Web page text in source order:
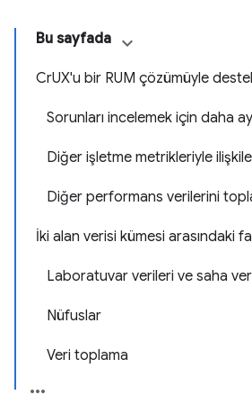
Bu sayfada
CrUX'u bir RUM çözümüyle
Sorunları incelemek için daha
Diğer işletme metrikleriyle
Diğer performans verilerini
İki alan verisi kümesi arasındaki
Laboratuvar verileri ve saha
Nüfuslar
Veri toplama